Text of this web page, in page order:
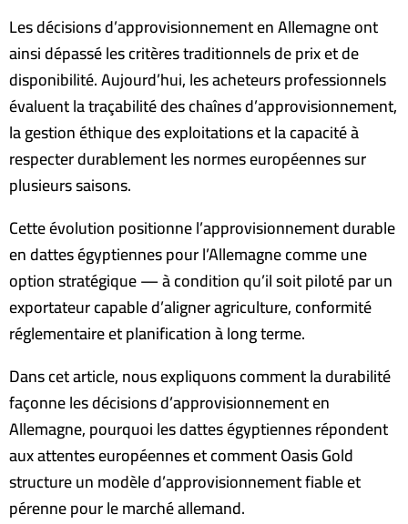
Les décisions d’approvisionnement en Allemagne ont
ainsi dépassé les critères traditionnels de prix et de
disponibilité. Aujourd’hui, les acheteurs professionnels
évaluent la traçabilité des chaînes d’approvisionnement,
la gestion éthique des exploitations et la capacité à
respecter durablement les normes européennes sur
plusieurs saisons.
Cette évolution positionne l’approvisionnement durable
en dattes égyptiennes pour l’Allemagne comme une
option stratégique — à condition qu’il soit piloté par un
exportateur capable d’aligner agriculture, conformité
réglementaire et planification à long terme.
Dans cet article, nous expliquons comment la durabilité
façonne les décisions d’approvisionnement en
Allemagne, pourquoi les dattes égyptiennes répondent
aux attentes européennes et comment Oasis Gold
structure un modèle d’approvisionnement fiable et
pérenne pour le marché allemand.